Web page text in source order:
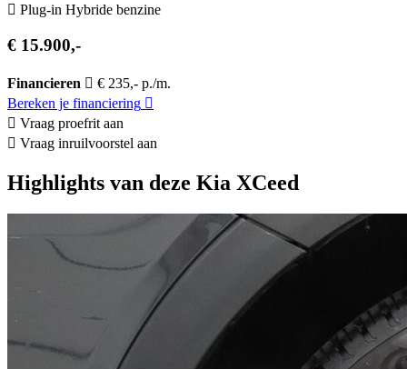
Plug-in Hybride benzine
€ 15.900,-
Financieren
€ 235,- p./m.
Bereken je financiering
Vraag proefrit aan
Vraag inruilvoorstel aan
Highlights van deze Kia XCeed